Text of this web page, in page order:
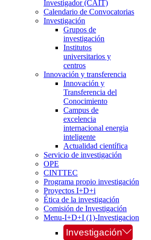
Investigador (CAIT)
Calendario de Convocatorias
Investigación
Grupos de
investigación
Institutos
universitarios y
centros
Innovación y transferencia
Innovación y
Transferencia del
Conocimiento
Campus de
excelencia
internacional energia
inteligente
Actualidad científica
Servicio de investigación
OPE
CINTTEC
Programa propio investigación
Proyectos I+D+i
Ética de la investigación
Comisión de Investigación
Menu-I+D+I (1)-Investigacion
Investigación